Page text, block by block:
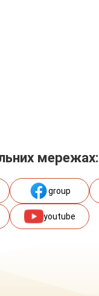
мережах:
group
youtube